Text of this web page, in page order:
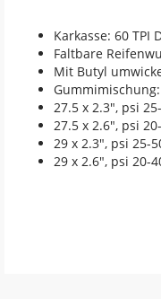
Karkasse: 60 TPI
Faltbare
Mit Butyl
27.5 x 2.3", psi
27.5 x 2.6", psi
29 x 2.3", psi 25-
29 x 2.6", psi 20-